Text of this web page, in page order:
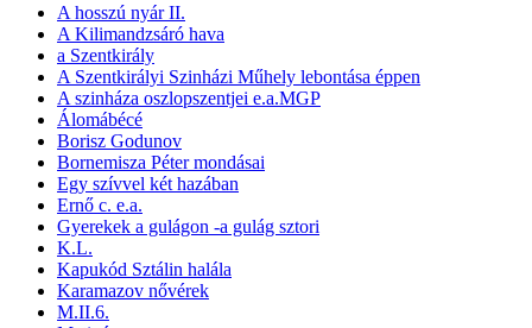
A hosszú nyár II.
A Kilimandzsáró hava
a Szentkirály
A Szentkirályi Szinházi Műhely lebontása éppen
A szinháza oszlopszentjei e.a.MGP
Álomábécé
Borisz Godunov
Bornemisza Péter mondásai
Egy szívvel két hazában
Ernő c. e.a.
Gyerekek a gulágon -a gulág sztori
K.L.
Kapukód Sztálin halála
Karamazov nővérek
M.II.6.